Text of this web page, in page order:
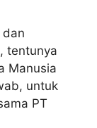
dan
tentunya
Manusia
untuk
PT